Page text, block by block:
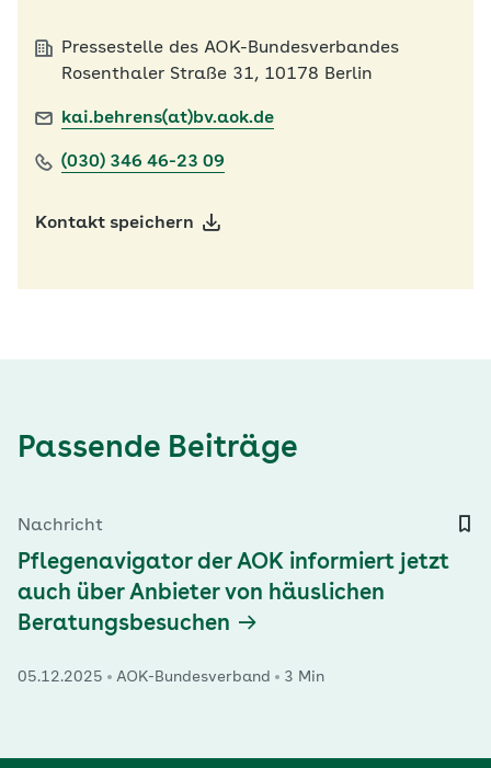
Pressestelle des AOK-Bundesverbandes
Rosenthaler Straße 31, 10178 Berlin
kai.behrens(at)bv.aok.de
(030) 346 46-23 09
Kontakt speichern
Passende Beiträge
Nachricht
Pflegenavigator der AOK informiert jetzt
auch über Anbieter von häuslichen
Beratungsbesuchen
05.12.2025 AOK-Bundesverband 3 Min